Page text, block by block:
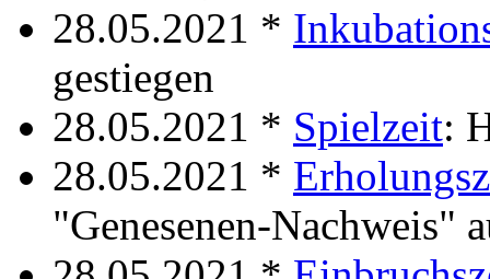
28.05.2021 *
gestiegen
28.05.2021 * Spielzeit:
28.05.2021 *
"Genesenen-Nachweis"